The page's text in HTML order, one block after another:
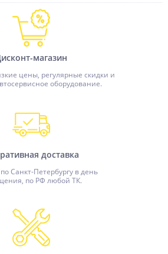
магазин
цены, регулярные скидки и
оборудование.
доставка
Санкт-Петербургу в день
по РФ любой ТК.